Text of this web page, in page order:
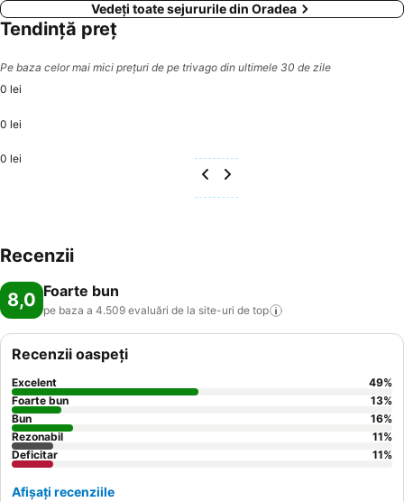
Vedeți toate sejururile din Oradea
Tendință preț
Pe baza celor mai mici prețuri de pe trivago din ultimele 30 de zile
0 lei
0 lei
0 lei
Recenzii
8,0 Foarte bun
pe baza a 4.509 evaluări de la site-uri de top
Recenzii oaspeți
Excelent 49%
Foarte bun
13%
Bun
16%
Rezonabil
11%
Deficitar
11%
Afișați recenziile